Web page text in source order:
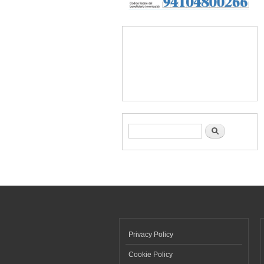
Form di ricerca Cerca
Privacy Policy
Cookie Policy